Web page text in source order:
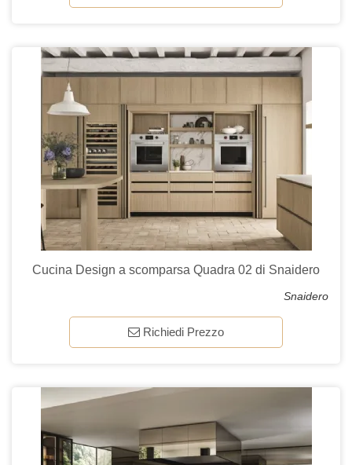
Cucina Design a scomparsa Quadra 02 di Snaidero
Snaidero
Richiedi Prezzo